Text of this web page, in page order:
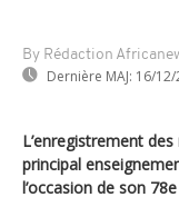
By Rédaction
Dernière MAJ: 16/
L’enregistrement
principal
l’occasion de son